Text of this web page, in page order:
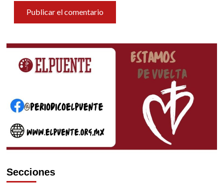
Secciones